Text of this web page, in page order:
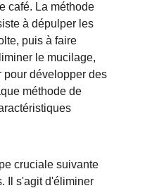
café. La méthode
à dépulper les
puis à faire
le mucilage,
pour développer des
méthode de
cruciale suivante
Il s'agit d'éliminer